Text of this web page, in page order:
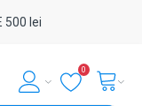
500 lei
0